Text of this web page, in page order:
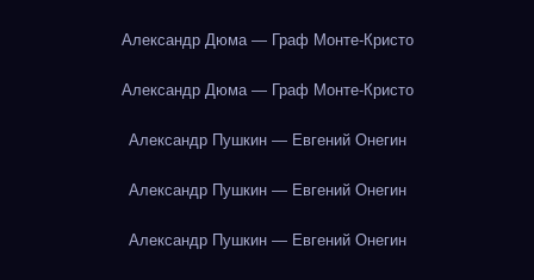
Александр Дюма — Граф Монте-Кристо
Александр Дюма — Граф Монте-Кристо
Александр Пушкин — Евгений Онегин
Александр Пушкин — Евгений Онегин
Александр Пушкин — Евгений Онегин